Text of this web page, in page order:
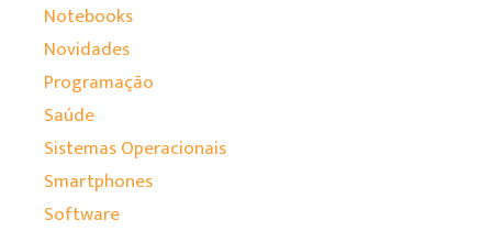
Notebooks
Novidades
Programação
Saúde
Sistemas Operacionais
Smartphones
Software